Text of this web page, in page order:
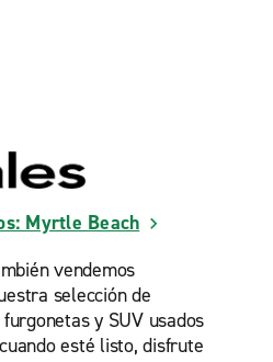
Myrtle Beach
vendemos
selección de
y SUV usados
esté listo, disfrute